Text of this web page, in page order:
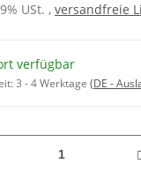
USt. , versandfreie
verfügbar
3 - 4 Werktage (DE -